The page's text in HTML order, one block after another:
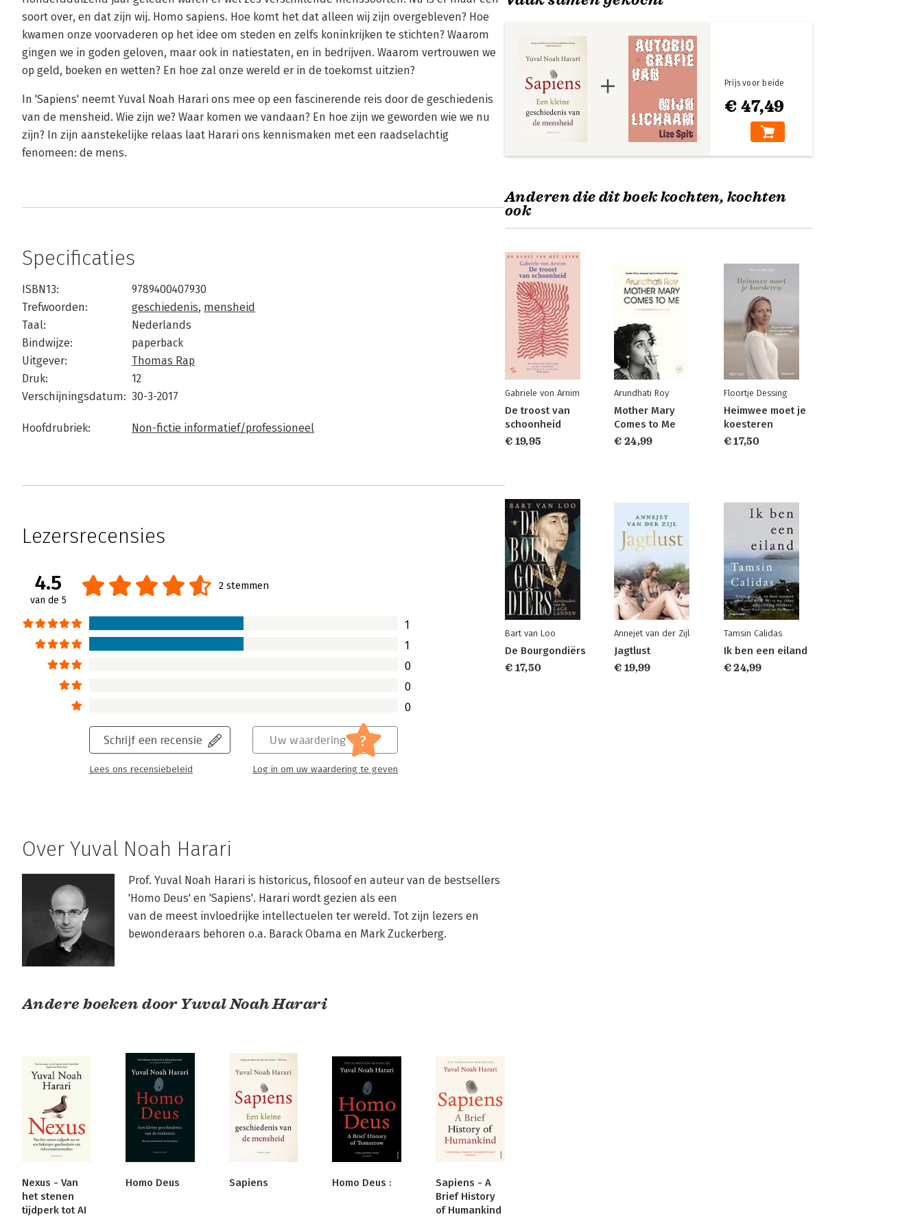
soort over, en dat zijn wij. Homo sapiens. Hoe komt het dat alleen wij zijn overgebleven? Hoe
kwamen onze voorvaderen op het idee om steden en zelfs koninkrijken te stichten? Waarom
gingen we in goden geloven, maar ook in natiestaten, en in bedrijven. Waarom vertrouwen we
op geld, boeken en wetten? En hoe zal onze wereld er in de toekomst uitzien?
In 'Sapiens' neemt Yuval Noah Harari ons mee op een fascinerende reis door de geschiedenis
van de mensheid. Wie zijn we? Waar komen we vandaan? En hoe zijn we geworden wie we nu
zijn? In zijn aanstekelijke relaas laat Harari ons kennismaken met een raadselachtig
fenomeen: de mens.
Specificaties
ISBN13:
9789400407930
Trefwoorden:
geschiedenis, mensheid
Taal:
Nederlands
Bindwijze:
paperback
Uitgever:
Thomas Rap
Druk:
12
Verschijningsdatum: 30-3-2017
Hoofdrubriek: Non-fictie informatief/professioneel
Lezersrecensies
4.5
van de 5
2 stemmen
1
1
0
0
0
Schrijf een recensie
Lees ons recensiebeleid
Uw waardering ?
Log in om uw waardering te geven
Over Yuval Noah Harari
Prof. Yuval Noah Harari is historicus, filosoof en auteur van de bestsellers
'Homo Deus' en 'Sapiens'. Harari wordt gezien als een
van de meest invloedrijke intellectuelen ter wereld. Tot zijn lezers en
bewonderaars behoren o.a. Barack Obama en Mark Zuckerberg.
Andere boeken door Yuval Noah Harari
Nexus - Van
het stenen
tijdperk tot AI
Homo Deus Sapiens Homo Deus :
Sapiens - A
Brief History
of Humankind
€ 47,49
Prijs voor beide
Anderen die dit boek kochten, kochten
ook
Gabriele von Arnim
De troost van
schoonheid
€ 19,95
Arundhati Roy
Mother Mary
Comes to Me
€ 24,99
Floortje Dessing
Heimwee moet je
koesteren
€ 17,50
Bart van Loo
De Bourgondiërs
€ 17,50
Annejet van der Zijl
Jagtlust
€ 19,99
Tamsin Calidas
Ik ben een eiland
€ 24,99